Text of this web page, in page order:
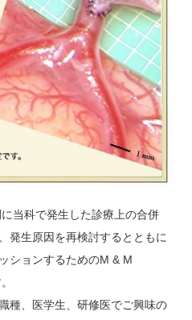
当科で発生した診療上の合併
発生原因を再検討するとともに
ションするためのM & M
種、医学生、研修医でご興味の